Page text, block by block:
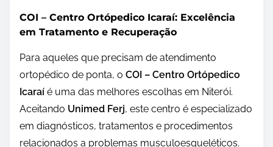
COI – Centro Ortópedico Icaraí: Excelência
em Tratamento e Recuperação
Para aqueles que precisam de atendimento
ortopédico de ponta, o COI – Centro Ortópedico
Icaraí é uma das melhores escolhas em Niterói.
Aceitando Unimed Ferj, este centro é especializado
em diagnósticos, tratamentos e procedimentos
relacionados a problemas musculoesqueléticos.